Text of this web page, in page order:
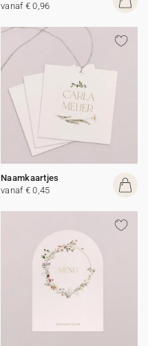
vanaf € 0,96
Naamkaartjes
vanaf € 0,45